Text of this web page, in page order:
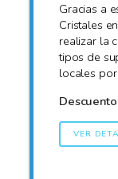
Gracias a
Cristales
realizar la
tipos de
locales
Descuento
VER